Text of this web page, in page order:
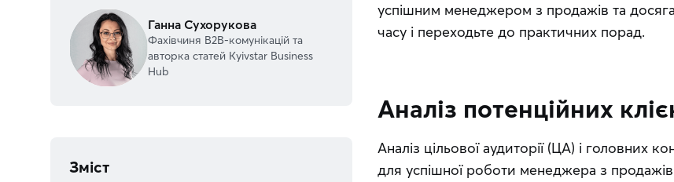
успішним менеджером з продажів та
часу і переходьте до практичних порад.
Аналіз потенційних
Аналіз цільової аудиторії (ЦА) і головних
для успішної роботи менеджера з
Ганна Сухорукова
Фахівчиня В2В-комунікацій та
авторка статей Kyivstar Business
Hub
Зміст